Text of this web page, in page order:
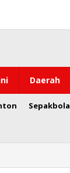
Daerah
Sepakbola